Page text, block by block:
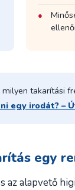
takarítási
egy irodát? –
egy
az alapvető